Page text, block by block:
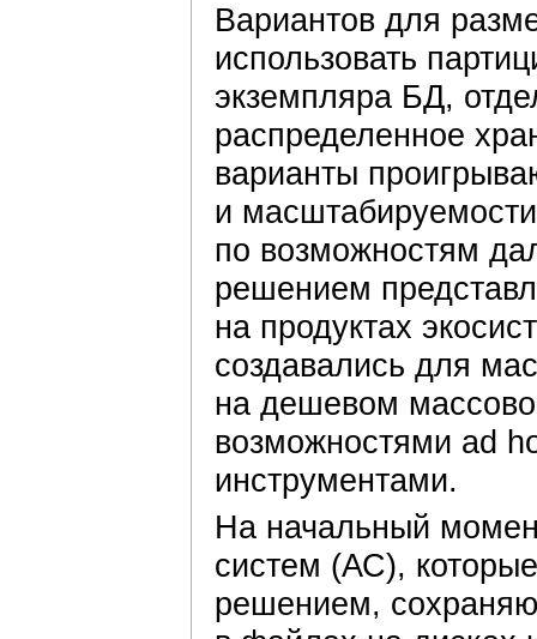
Вариантов для
использовать
экземпляра БД,
распределенное
варианты
и
по возможностям
решением
на продуктах
создавались для
на дешевом
возможностями ad
инструментами.
На начальный
систем (АС),
решением,